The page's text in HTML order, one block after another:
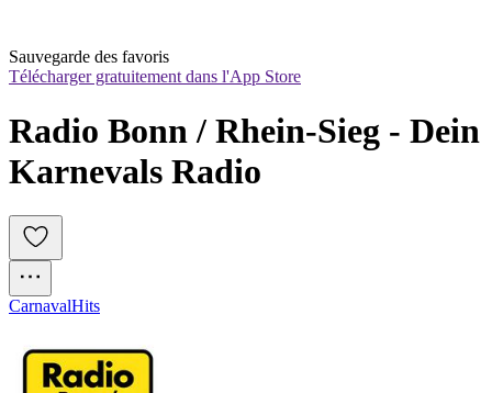
Sauvegarde des favoris
Télécharger gratuitement dans l'App Store
Radio Bonn / Rhein-Sieg - Dein
Karnevals Radio
CarnavalHits